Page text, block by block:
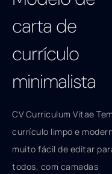
carta de
currículo
minimalista
CV Curriculum Vitae
currículo limpo e
muito fácil de editar
todos, com camadas